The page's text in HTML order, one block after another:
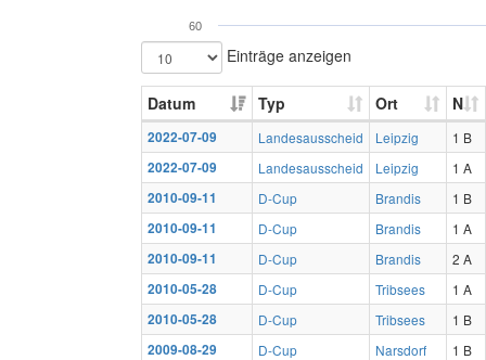
60
Einträge anzeigen
Datum Typ Ort N
2022-07-09 Landesausscheid Leipzig
1 B
2022-07-09
Landesausscheid Leipzig
1 A
2010-09-11
D-Cup Brandis
1 B
2010-09-11
D-Cup Brandis
1 A
2010-09-11
D-Cup Brandis
2 A
2010-05-28
D-Cup Tribsees
1 A
2010-05-28
D-Cup Tribsees
1 B
2009-08-29
D-Cup Narsdorf
1 B